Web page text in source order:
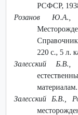
РСФСР,
Розанов Ю.А.,
220 с., 5 л.
Залесский
Залесский Б.В.,